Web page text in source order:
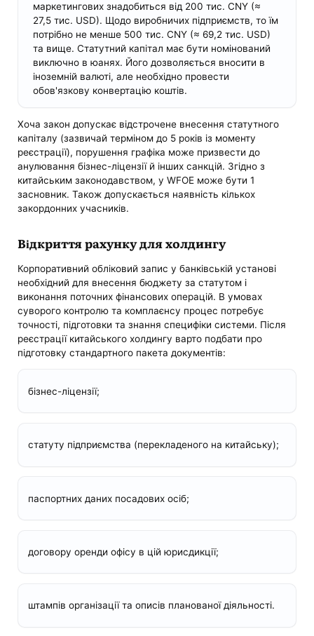
маркетингових знадобиться від 200 тис. CNY (≈
27,5 тис. USD). Щодо виробничих підприємств, то їм
потрібно не менше 500 тис. CNY (≈ 69,2 тис. USD)
та вище. Статутний капітал має бути номінований
виключно в юанях. Його дозволяється вносити в
іноземній валюті, але необхідно провести
обов'язкову конвертацію коштів.
Хоча закон допускає відстрочене внесення статутного
капіталу (зазвичай терміном до 5 років із моменту
реєстрації), порушення графіка може призвести до
анулювання бізнес-ліцензії й інших санкцій. Згідно з
китайським законодавством, у WFOE може бути 1
засновник. Також допускається наявність кількох
закордонних учасників.
Відкриття рахунку для холдингу
Корпоративний обліковий запис у банківській установі
необхідний для внесення бюджету за статутом і
виконання поточних фінансових операцій. В умовах
суворого контролю та комплаєнсу процес потребує
точності, підготовки та знання специфіки системи. Після
реєстрації китайського холдингу варто подбати про
підготовку стандартного пакета документів:
бізнес-ліцензії;
статуту підприємства (перекладеного на китайську);
паспортних даних посадових осіб;
договору оренди офісу в цій юрисдикції;
штампів організації та описів планованої діяльності.